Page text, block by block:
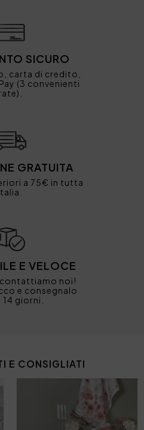
SICURO
carta di credito,
(3 convenienti
GRATUITA
a 75€ in tutta
E VELOCE
noi!
e consegnalo
giorni.
E CONSIGLIATI